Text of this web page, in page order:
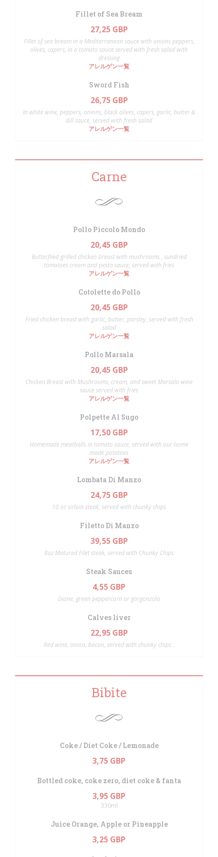
Fillet of Sea Bream
27,25 GBP
Fillet of sea bream in a Mediterranean sauce with onions peppers,
olives, capers, in a tomato sauce served with fresh salad with
dressing
アレルゲン一覧
Sword Fish
26,75 GBP
In white wine, peppers, onions, black olives, capers, garlic, butter &
dill sauce, served with fresh salad
アレルゲン一覧
Carne
Pollo Piccolo Mondo
20,45 GBP
Butterflied grilled chicken breast with mushrooms , sundried
tomatoes cream and pesto sauce, served with fries
アレルゲン一覧
Cotolette do Pollo
20,45 GBP
Fried chicken breast with garlic, butter, parsley, served with fresh
salad
アレルゲン一覧
Pollo Marsala
20,45 GBP
Chicken Breast with Mushrooms, cream, and sweet Marsala wine
sauce served with fries
アレルゲン一覧
Polpette Al Sugo
17,50 GBP
Homemade meatballs in tomato sauce, served with our home
made potatoes
アレルゲン一覧
Lombata Di Manzo
24,75 GBP
10 oz sirloin steak, served with chunky chips
Filetto Di Manzo
39,55 GBP
8oz Matured Filet steak, served with Chunky Chips
Steak Sauces
4,55 GBP
Diane, green peppercorn or gorgonzola
Calves liver
22,95 GBP
Red wine, onion, bacon, served with chunky chips .
Bibite
Coke / Diet Coke / Lemonade
3,75 GBP
Bottled coke, coke zero, diet coke & fanta
3,95 GBP
330ml
Juice Orange, Apple or Pineapple
3,25 GBP